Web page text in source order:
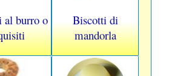
al burro o
Biscotti di
mandorla